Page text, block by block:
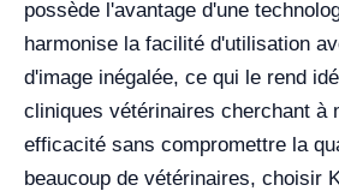
possède l'avantage d'une
harmonise la facilité d'utilisation
d'image inégalée, ce qui le rend
cliniques vétérinaires cherchant à
efficacité sans compromettre la
beaucoup de vétérinaires, choisir